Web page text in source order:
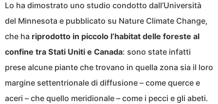
Lo ha dimostrato uno studio condotto dall’Università
del Minnesota e pubblicato su Nature Climate Change,
che ha riprodotto in piccolo l’habitat delle foreste al
confine tra Stati Uniti e Canada: sono state infatti
prese alcune piante che trovano in quella zona sia il loro
margine settentrionale di diffusione – come querce e
aceri – che quello meridionale – come i pecci e gli abeti.